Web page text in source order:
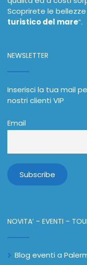
Scoprirete le
turistico del mare”.
NEWSLETTER
Inserisci la tua mail
nostri clienti VIP
Email
NOVITA’ – EVENTI –
Blog eventi a